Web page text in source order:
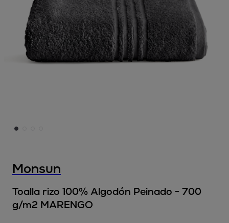
Monsun
Toalla rizo 100% Algodón Peinado - 700
g/m2 MARENGO